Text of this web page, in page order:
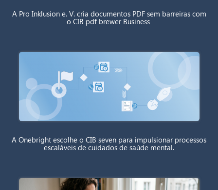
A Pro Inklusion e. V. cria documentos PDF sem barreiras com
o CIB pdf brewer Business
A Onebright escolhe o CIB seven para impulsionar processos
escaláveis de cuidados de saúde mental.